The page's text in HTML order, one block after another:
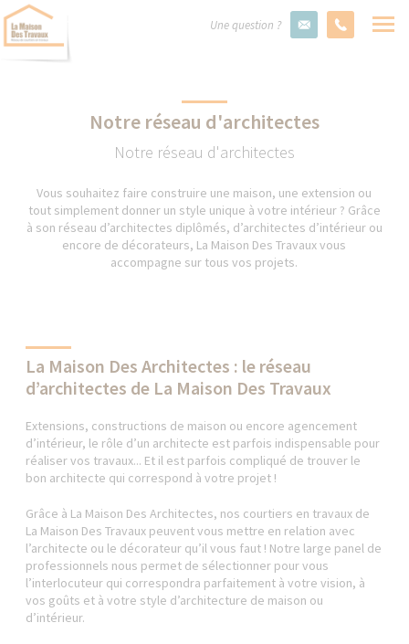
Une question ?
Notre réseau d'architectes
Notre réseau d'architectes
Vous souhaitez faire construire une maison, une extension ou
tout simplement donner un style unique à votre intérieur ? Grâce
à son réseau d’architectes diplômés, d’architectes d’intérieur ou
encore de décorateurs, La Maison Des Travaux vous
accompagne sur tous vos projets.
La Maison Des Architectes : le réseau
d’architectes de La Maison Des Travaux
Extensions, constructions de maison ou encore agencement
d’intérieur, le rôle d’un architecte est parfois indispensable pour
réaliser vos travaux... Et il est parfois compliqué de trouver le
bon architecte qui correspond à votre projet !
Grâce à La Maison Des Architectes, nos courtiers en travaux de
La Maison Des Travaux peuvent vous mettre en relation avec
l’architecte ou le décorateur qu’il vous faut ! Notre large panel de
professionnels nous permet de sélectionner pour vous
l’interlocuteur qui correspondra parfaitement à votre vision, à
vos goûts et à votre style d’architecture de maison ou
d’intérieur.